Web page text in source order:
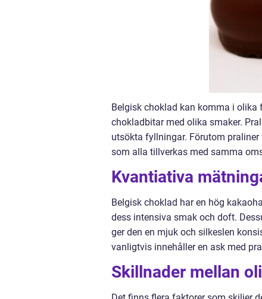
Belgisk choklad kan komma i olika
chokladbitar med olika smaker.
utsökta fyllningar. Förutom
som alla tillverkas med samma
Kvantiativa
Belgisk choklad har en hög
dess intensiva smak och doft.
ger den en mjuk och silkeslen
vanligtvis innehåller en ask med
Skillnader mellan